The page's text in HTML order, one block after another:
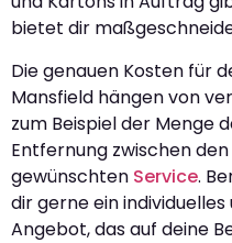
bietet dir
Die genauen Kosten für
Mansfield hängen von
zum Beispiel der Menge
Entfernung zwischen
gewünschten Service.
dir gerne ein
Angebot, das auf deine